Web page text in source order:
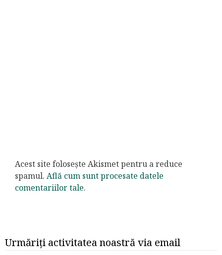
Acest site folosește Akismet pentru a reduce
spamul. Află cum sunt procesate datele
comentariilor tale.
Urmăriți activitatea noastră via email